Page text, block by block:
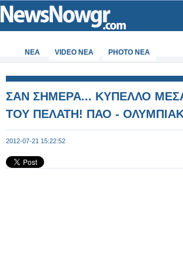
ΝΕΑ VIDEO NEA PHOTO NEA
ΣΑΝ ΣΗΜΕΡΑ... ΚΥΠΕΛΛΟ ΜΕΣΑ
ΤΟΥ ΠΕΛΑΤΗ! ΠΑΟ -
2012-07-21 15:22:52